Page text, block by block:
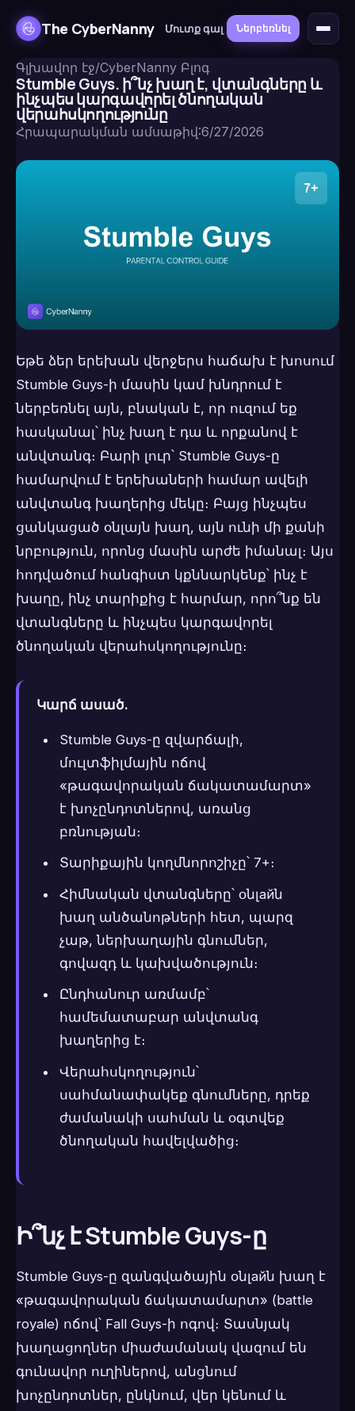
The CyberNanny Մուտք գալ Ներբեռնել
Գլխավոր էջ/CyberNanny Բլոգ
Stumble Guys. ի՞նչ խաղ է, վտանգները և
ինչպես կարգավորել ծնողական
վերահսկողությունը
Հրապարակման ամսաթիվ:6/27/2026
Եթե ձեր երեխան վերջերս հաճախ է խոսում
Stumble Guys-ի մասին կամ խնդրում է
ներբեռնել այն, բնական է, որ ուզում եք
հասկանալ՝ ինչ խաղ է դա և որքանով է
անվտանգ։ Բարի լուր՝ Stumble Guys-ը
համարվում է երեխաների համար ավելի
անվտանգ խաղերից մեկը։ Բայց ինչպես
ցանկացած օնլայն խաղ, այն ունի մի քանի
նրբություն, որոնց մասին արժե իմանալ։ Այս
հոդվածում հանգիստ կքննարկենք՝ ինչ է
խաղը, ինչ տարիքից է հարմար, որո՞նք են
վտանգները և ինչպես կարգավորել
ծնողական վերահսկողությունը։
Կարճ ասած.
Stumble Guys-ը զվարճալի,
մուլտֆիլմային ոճով
«թագավորական ճակատամարտ»
է խոչընդոտներով, առանց
բռնության։
Տարիքային կողմնորոշիչը՝ 7+։
Հիմնական վտանգները՝ օնլайն
խաղ անծանոթների հետ, պարզ
չաթ, ներխաղային գնումներ,
գովազդ և կախվածություն։
Ընդհանուր առմամբ՝
համեմատաբար անվտանգ
խաղերից է։
Վերահսկողություն՝
սահմանափակեք գնումները, դրեք
ժամանակի սահման և օգտվեք
ծնողական հավելվածից։
Ի՞նչ է Stumble Guys-ը
Stumble Guys-ը զանգվածային օնլайն խաղ է
«թագավորական ճակատամարտ» (battle
royale) ոճով՝ Fall Guys-ի ոգով։ Տասնյակ
խաղացողներ միաժամանակ վազում են
գունավոր ուղիներով, անցնում
խոչընդոտներ, ընկնում, վեր կենում և